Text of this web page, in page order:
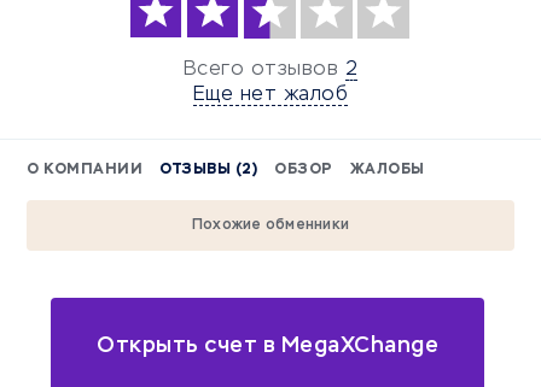
Всего отзывов 2
Еще нет жалоб
О КОМПАНИИ ОТЗЫВЫ (2) ОБЗОР ЖАЛОБЫ
Похожие обменники
Открыть счет в MegaXChange